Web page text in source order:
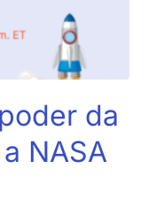
da
NASA